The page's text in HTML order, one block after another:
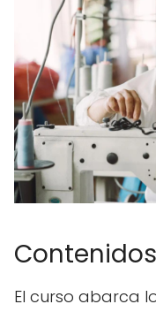
El curso abarca